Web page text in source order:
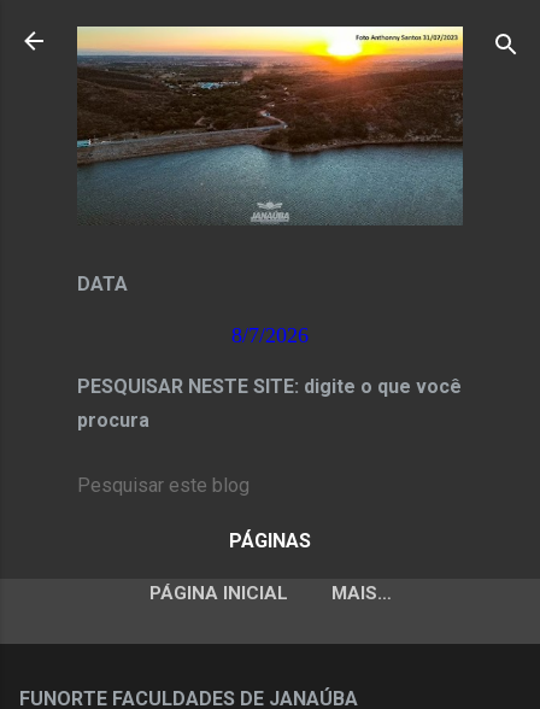
Pular para o conteúdo principal
DATA
8/7/2026
PESQUISAR NESTE SITE: digite o que você
procura
PÁGINAS
PÁGINA INICIAL MAIS…
FUNORTE FACULDADES DE JANAÚBA